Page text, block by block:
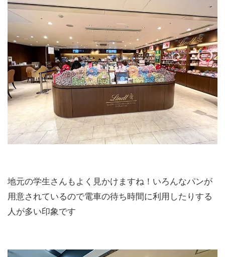
地元の学生さんもよく見かけますね！いろんなパンが
用意されているので電車の待ち時間に利用したりする
人が多い印象です